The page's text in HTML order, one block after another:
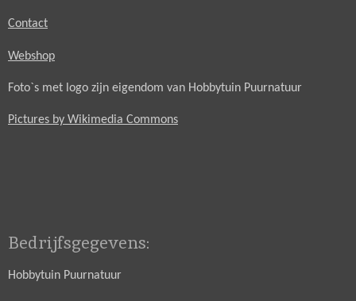
Contact
Webshop
Foto`s met logo zijn eigendom van Hobbytuin Puurnatuur
Pictures by Wikimedia Commons
Bedrijfsgegevens:
Hobbytuin Puurnatuur